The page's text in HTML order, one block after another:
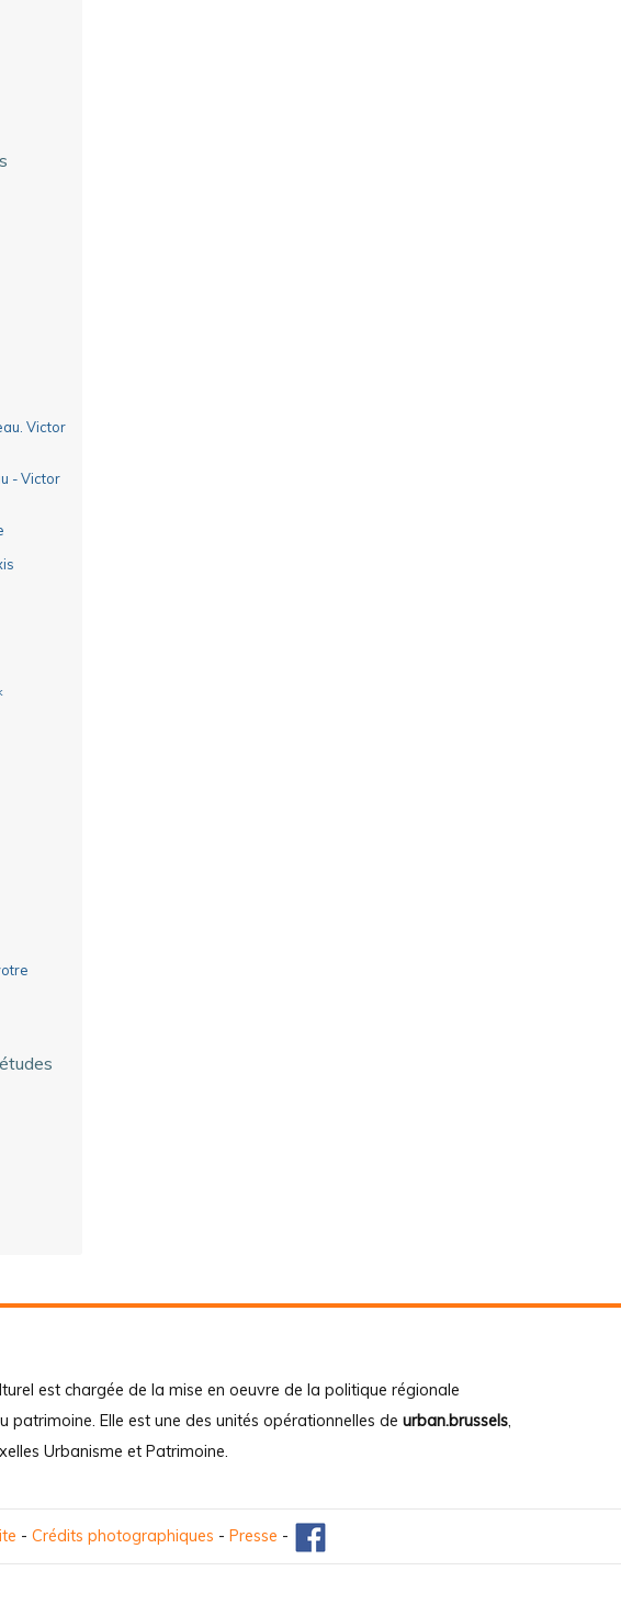
Victor
- Victor
est chargée de la mise en oeuvre de la politique régionale
patrimoine. Elle est une des unités opérationnelles de urban.brussels,
Urbanisme et Patrimoine.
- Crédits photographiques - Presse -